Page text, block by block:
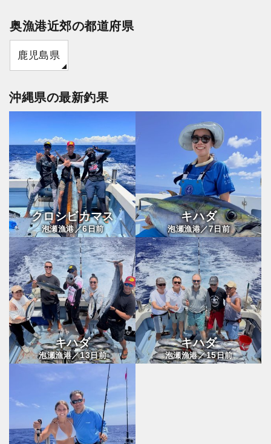
奥漁港近郊の都道府県
鹿児島県
沖縄県の最新釣果
クロシビカマス
泡瀬漁港／6日前
キハダ
泡瀬漁港／7日前
キハダ
泡瀬漁港／13日前
キハダ
泡瀬漁港／15日前